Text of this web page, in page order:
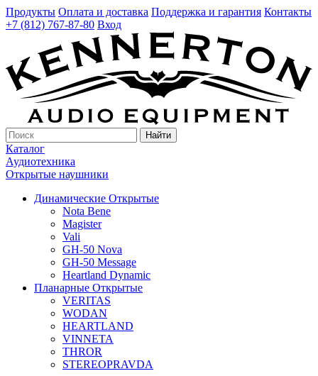
Продукты Оплата и доставка Поддержка и гарантия Контакты
+7 (812) 767-87-80 Вход
Найти
Каталог
Аудиотехника
Открытые наушники
Динамические Открытые
Nota Bene
Magister
Vali
GH-50 Nova
GH-50 Message
Heartland Dynamic
Планарные Открытые
VERITAS
WODAN
HEARTLAND
VINNETA
THROR
STEREOPRAVDA